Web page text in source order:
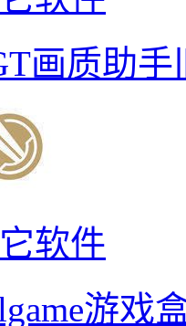
画质助手
软件
游戏